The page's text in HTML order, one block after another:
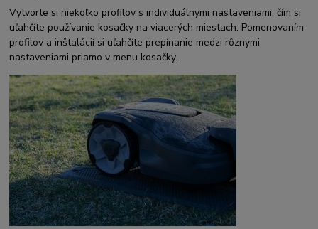
Vytvorte si niekoľko profilov s individuálnymi nastaveniami, čím si
uľahčíte používanie kosačky na viacerých miestach. Pomenovaním
profilov a inštalácií si uľahčíte prepínanie medzi rôznymi
nastaveniami priamo v menu kosačky.